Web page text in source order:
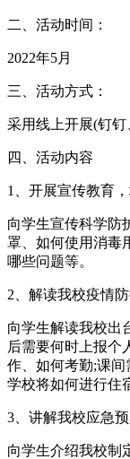
二、活动时间：
2022年5月
三、活动方式：
采用线上开展(钉钉
四、活动内容
1、开展宣传教育
向学生宣传科学防
罩、如何使用消毒
哪些问题等。
2、解读我校疫情
向学生解读我校出
后需要何时上报个
作、如何考勤;课
学校将如何进行住
3、讲解我校应急
向学生介绍我校制